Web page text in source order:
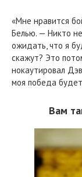
«Мне нравится
Белью. — Никто
ожидать, что я
скажут? Это
нокаутировал
моя победа
Вам